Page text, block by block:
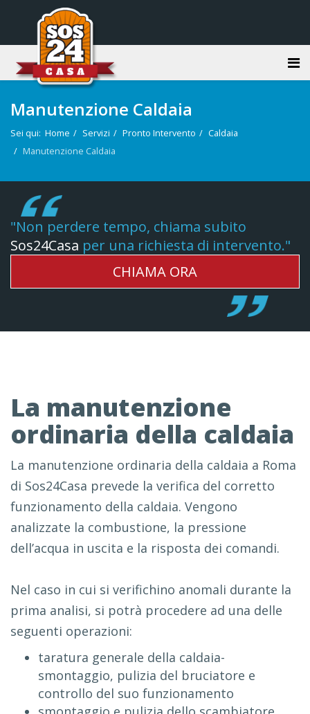
Manutenzione Caldaia
Sei qui: Home Servizi Pronto Intervento
Caldaia
Manutenzione Caldaia
"Non perdere tempo, chiama subito
Sos24Casa per una richiesta di intervento."
CHIAMA ORA
La manutenzione
ordinaria della caldaia
La manutenzione ordinaria della caldaia a Roma
di Sos24Casa prevede la verifica del corretto
funzionamento della caldaia. Vengono
analizzate la combustione, la pressione
dell’acqua in uscita e la risposta dei comandi.
Nel caso in cui si verifichino anomali durante la
prima analisi, si potrà procedere ad una delle
seguenti operazioni:
taratura generale della caldaia-
smontaggio, pulizia del bruciatore e
controllo del suo funzionamento